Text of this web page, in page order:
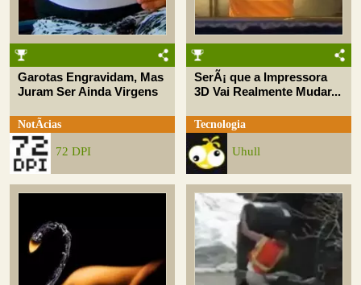
Garotas Engravidam, Mas
Juram Ser Ainda Virgens
NotÃ­cias
72 DPI
SerÃ¡ que a Impressora
3D Vai Realmente Mudar...
Tecnologia
Uhull